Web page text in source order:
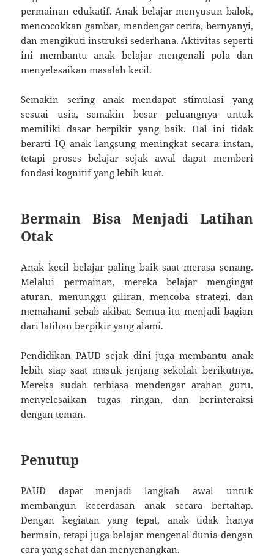
permainan edukatif. Anak belajar menyusun balok,
mencocokkan gambar, mendengar cerita, bernyanyi,
dan mengikuti instruksi sederhana. Aktivitas seperti
ini membantu anak belajar mengenali pola dan
menyelesaikan masalah kecil.
Semakin sering anak mendapat stimulasi yang
sesuai usia, semakin besar peluangnya untuk
memiliki dasar berpikir yang baik. Hal ini tidak
berarti IQ anak langsung meningkat secara instan,
tetapi proses belajar sejak awal dapat memberi
fondasi kognitif yang lebih kuat.
Bermain Bisa Menjadi Latihan
Otak
Anak kecil belajar paling baik saat merasa senang.
Melalui permainan, mereka belajar mengingat
aturan, menunggu giliran, mencoba strategi, dan
memahami sebab akibat. Semua itu menjadi bagian
dari latihan berpikir yang alami.
Pendidikan PAUD sejak dini juga membantu anak
lebih siap saat masuk jenjang sekolah berikutnya.
Mereka sudah terbiasa mendengar arahan guru,
menyelesaikan tugas ringan, dan berinteraksi
dengan teman.
Penutup
PAUD dapat menjadi langkah awal untuk
membangun kecerdasan anak secara bertahap.
Dengan kegiatan yang tepat, anak tidak hanya
bermain, tetapi juga belajar mengenal dunia dengan
cara yang sehat dan menyenangkan.